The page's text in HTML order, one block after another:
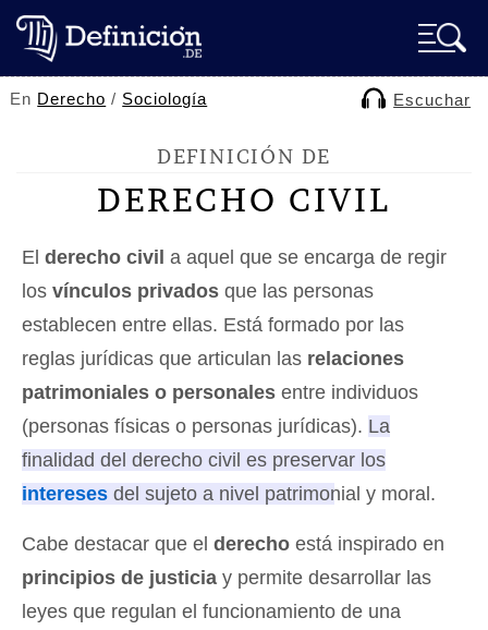
En Derecho / Sociología Escuchar
DEFINICIÓN DE
DERECHO CIVIL
El derecho civil a aquel que se encarga de regir
los vínculos privados que las personas
establecen entre ellas. Está formado por las
reglas jurídicas que articulan las relaciones
patrimoniales o personales entre individuos
(personas físicas o personas jurídicas). La
finalidad del derecho civil es preservar los
intereses del sujeto a nivel patrimonial y moral.
Cabe destacar que el derecho está inspirado en
principios de justicia y permite desarrollar las
leyes que regulan el funcionamiento de una